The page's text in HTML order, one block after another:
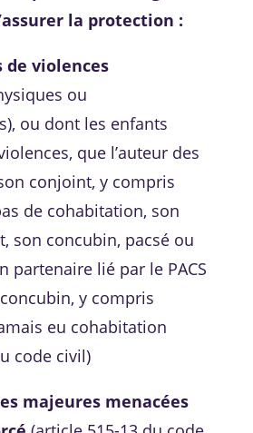
la protection :
de violences
ou
ou dont les enfants
que l’auteur des
conjoint, y compris
de cohabitation, son
son concubin, pacsé ou
partenaire lié par le PACS
y compris
eu cohabitation
code civil)
majeures menacées